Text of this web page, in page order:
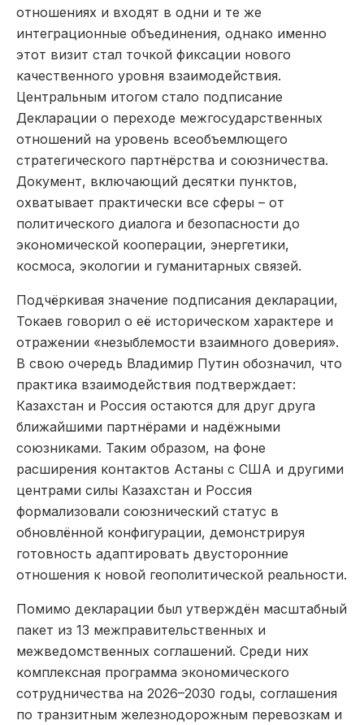
отношениях и входят в одни и те же
интеграционные объединения, однако именно
этот визит стал точкой фиксации нового
качественного уровня взаимодействия.
Центральным итогом стало подписание
Декларации о переходе межгосударственных
отношений на уровень всеобъемлющего
стратегического партнёрства и союзничества.
Документ, включающий десятки пунктов,
охватывает практически все сферы – от
политического диалога и безопасности до
экономической кооперации, энергетики,
космоса, экологии и гуманитарных связей.
Подчёркивая значение подписания декларации,
Токаев говорил о её историческом характере и
отражении «незыблемости взаимного доверия».
В свою очередь Владимир Путин обозначил, что
практика взаимодействия подтверждает:
Казахстан и Россия остаются для друг друга
ближайшими партнёрами и надёжными
союзниками. Таким образом, на фоне
расширения контактов Астаны с США и другими
центрами силы Казахстан и Россия
формализовали союзнический статус в
обновлённой конфигурации, демонстрируя
готовность адаптировать двусторонние
отношения к новой геополитической реальности.
Помимо декларации был утверждён масштабный
пакет из 13 межправительственных и
межведомственных соглашений. Среди них
комплексная программа экономического
сотрудничества на 2026–2030 годы, соглашения
по транзитным железнодорожным перевозкам и